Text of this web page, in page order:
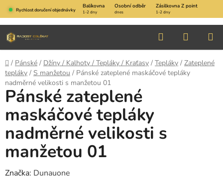
Přejít
na
obsah
Rychlost doručení objednávky
Balíkovna Osobní odběr Zásilkovna Z point
1-2 dny dnes 1-2 dny
Hledat
KOŠÍK
Domů
/ Pánské / Džíny / Kalhoty / Tepláky / Kraťasy / Tepláky / Zateplené
tepláky / S manžetou / Pánské zateplené maskáčové tepláky
nadměrné velikosti s manžetou 01
Pánské zateplené
maskáčové tepláky
nadměrné velikosti s
manžetou 01
Značka: Dunauone